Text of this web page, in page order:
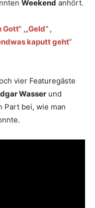
Weekend anhört.
Gott“ ,„Geld“ ,
kaputt geht“
vier Featuregäste
Wasser und
Part bei, wie man